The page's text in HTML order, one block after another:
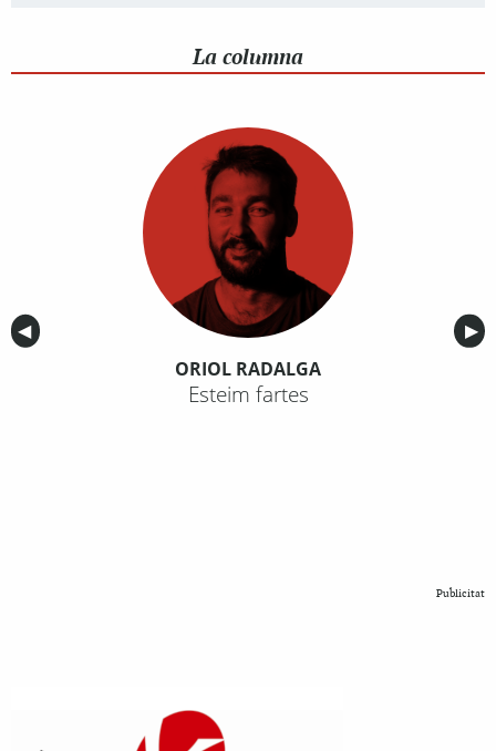
La columna
Anterior
◀︎ ▶︎
ORIOL RADALGA
Esteim fartes
Publicitat